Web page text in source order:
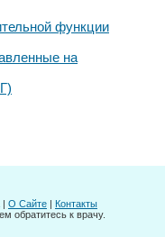
функции
на
| О Сайте | Контакты
обратитесь к врачу.